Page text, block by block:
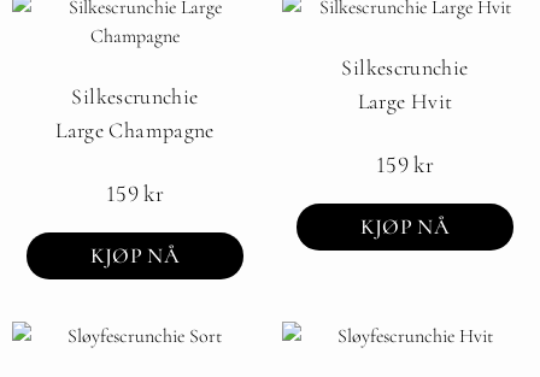
Silkescrunchie
Large Champagne
159kr
KJØP NÅ
Silkescrunchie
Large Hvit
159kr
KJØP NÅ